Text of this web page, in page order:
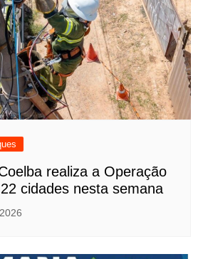
realiza a Operação
cidades nesta semana